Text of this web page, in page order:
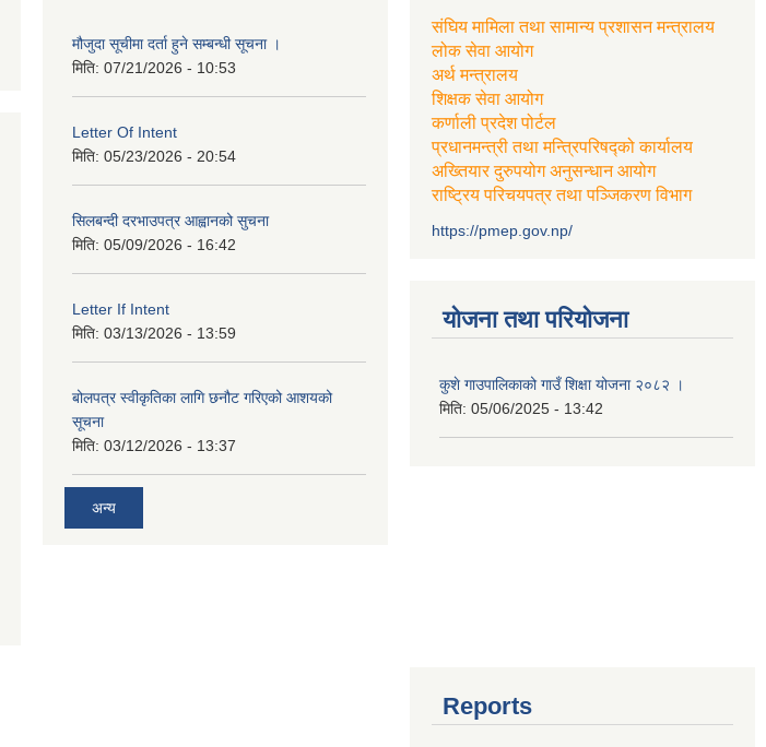
मौजुदा सूचीमा दर्ता हुने सम्बन्धी सूचना ।
मिति: 07/21/2026 - 10:53
Letter Of Intent
मिति: 05/23/2026 - 20:54
सिलबन्दी दरभाउपत्र आह्वानको सुचना
मिति: 05/09/2026 - 16:42
Letter If Intent
मिति: 03/13/2026 - 13:59
बोलपत्र स्वीकृतिका लागि छनौट गरिएको आशयको
सूचना
मिति: 03/12/2026 - 13:37
अन्य
संघिय मामिला तथा सामान्य प्रशासन मन्त्रालय
लोक सेवा आयोग
अर्थ मन्त्रालय
शिक्षक सेवा आयोग
कर्णाली प्रदेश पोर्टल
प्रधानमन्त्री तथा मन्त्रिपरिषद्को कार्यालय
अख्तियार दुरुपयोग अनुसन्धान आयोग
राष्ट्रिय परिचयपत्र तथा पञ्जिकरण विभाग
https://pmep.gov.np/
योजना तथा परियोजना
कुशे गाउपालिकाको गाउँ शिक्षा योजना २०८२ ।
मिति: 05/06/2025 - 13:42
Reports